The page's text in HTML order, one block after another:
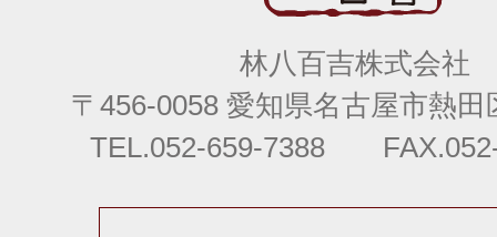
林八百吉株式会社
〒456-0058 愛知県名古屋市熱田
TEL.052-659-7388